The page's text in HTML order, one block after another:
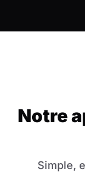
Notre
Simple,